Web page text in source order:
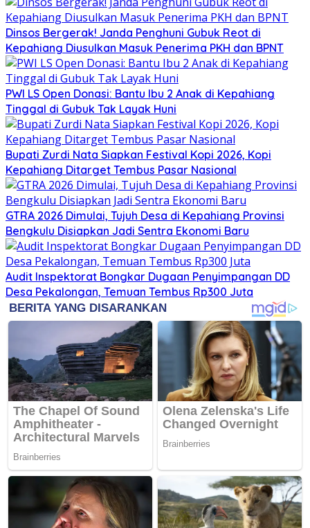
Dinsos Bergerak! Janda Penghuni Gubuk Reot di
Kepahiang Diusulkan Masuk Penerima PKH dan BPNT
PWI LS Open Donasi: Bantu Ibu 2 Anak di Kepahiang
Tinggal di Gubuk Tak Layak Huni
Bupati Zurdi Nata Siapkan Festival Kopi 2026, Kopi
Kepahiang Ditarget Tembus Pasar Nasional
GTRA 2026 Dimulai, Tujuh Desa di Kepahiang Provinsi
Bengkulu Disiapkan Jadi Sentra Ekonomi Baru
Audit Inspektorat Bongkar Dugaan Penyimpangan DD
Desa Pekalongan, Temuan Tembus Rp300 Juta